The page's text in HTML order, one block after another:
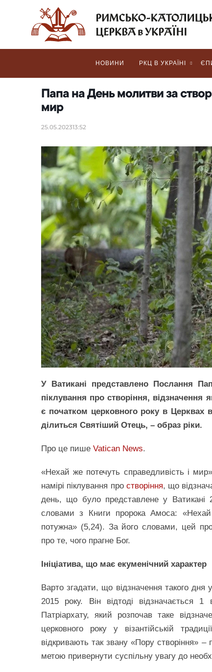
НОВИНИ РКЦ В УКРАЇНІ
Папа на День молитви за
мир
25.05.202313:52
У Ватикані представлено Послання
піклування про створіння,
є початком церковного року в Церквах
ділиться Святіший Отець, – образ ріки.
Про це пише Vatican News.
«Нехай же потечуть справедливість і
намірі піклування про створіння, що
день, що було представлене у Ватикані
словами з Книги пророка Амоса: «Нехай
потужна» (5,24). За його словами, цей
про те, чого прагне Бог.
Ініціатива, що має екуменічний характер
Варто згадати, що відзначення такого
2015 року. Він відтоді відзначається 1
Патріархату, який розпочав таке
церковного року у візантійській
відкривають так звану «Пору створіння»
метою привернути суспільну увагу до